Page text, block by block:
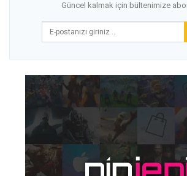
Güncel kalmak için bültenimize